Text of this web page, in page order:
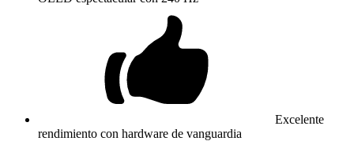
Excelente
rendimiento con hardware de vanguardia